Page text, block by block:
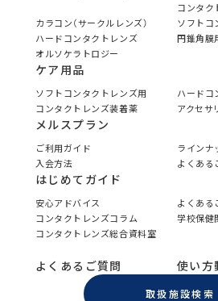
コンタク
カラコン（サークルレンズ）
ソフトコ
ハードコンタクトレンズ
円錐角膜
オルソケラトロジー
ケア用品
ソフトコンタクトレンズ用
ハードコ
コンタクトレンズ装着薬
アクセサ
メルスプラン
ご利用ガイド
ラインナ
入会方法
よくある
はじめてガイド
安心アドバイス
よくある
コンタクトレンズコラム
学校保健
コンタクトレンズ総合資料室
よくあるご質問 使い方
取扱施設検索